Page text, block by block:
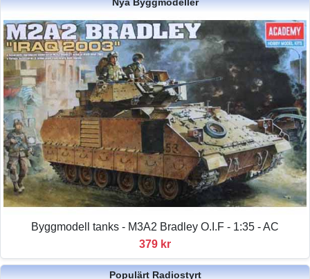
Byggmodell tanks - M3A2 Bradley O.I.F - 1:35 - AC
379 kr
Populärt Radiostyrt